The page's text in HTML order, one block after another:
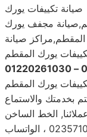
تكييفات يورك
مجفف يورك
صيانة
يورك المقطم
بخدمتك والاستماع
الخط الساخن
، الواتساب